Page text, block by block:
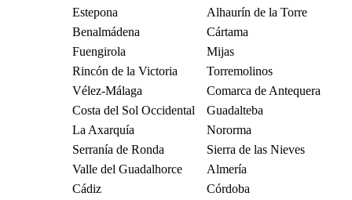
Estepona
Alhaurín de la Torre
Benalmádena
Cártama
Fuengirola
Mijas
Rincón de la Victoria
Torremolinos
Vélez-Málaga
Comarca de Antequera
Costa del Sol Occidental
Guadalteba
La Axarquía
Nororma
Serranía de Ronda
Sierra de las Nieves
Valle del Guadalhorce
Almería
Cádiz
Córdoba